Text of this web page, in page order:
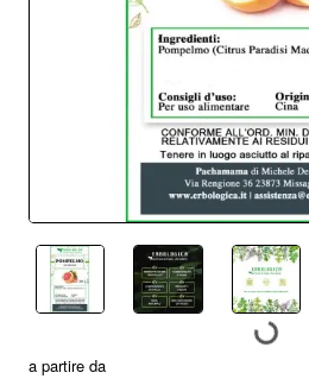
a partire da